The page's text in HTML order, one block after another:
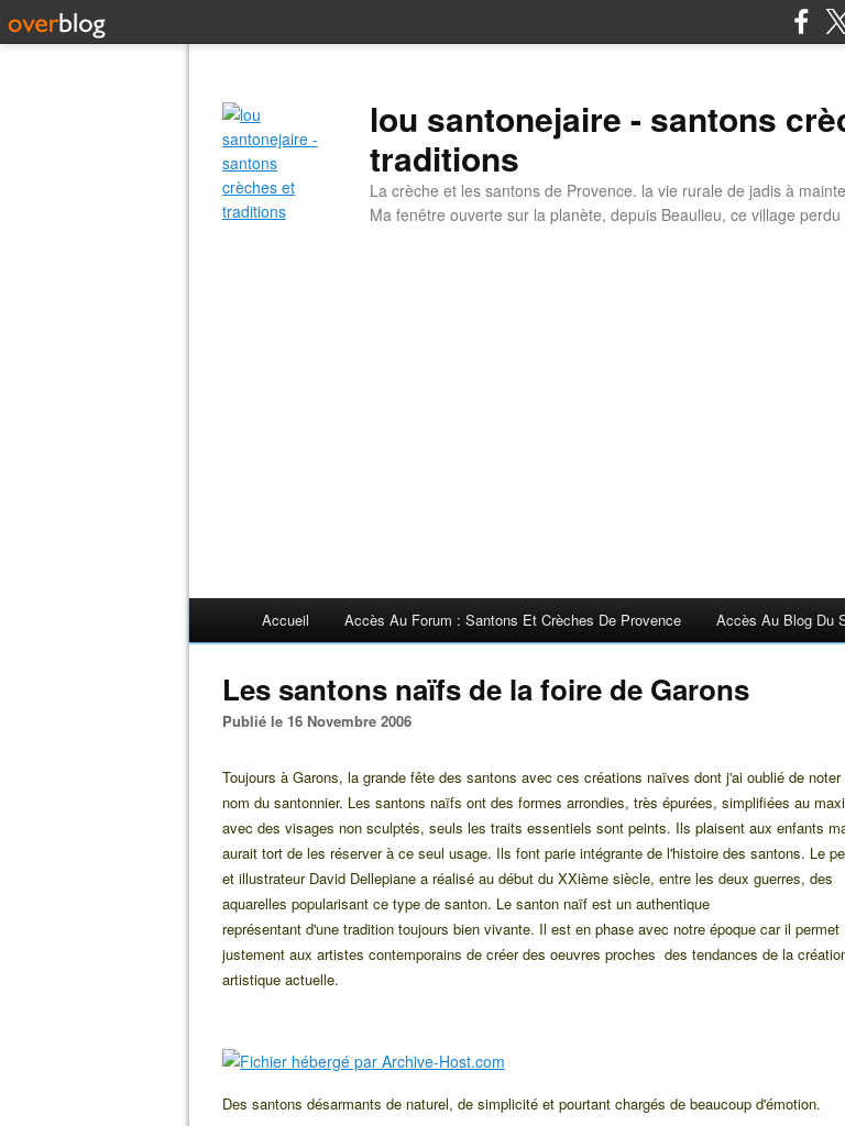
lou santonejaire - santons
traditions
La crèche et les santons de Provence. la vie rurale de jadis à
Ma fenêtre ouverte sur la planète, depuis Beaulieu, ce village
Accueil Accès Au Forum : Santons Et Crèches De Provence Accès Au Blog Du
Les santons naïfs de la foire de Garons
Publié le 16 Novembre 2006
Toujours à Garons, la grande fête des santons avec ces créations naïves dont j'ai oublié de noter
nom du santonnier. Les santons naïfs ont des formes arrondies, très épurées, simplifiées au
avec des visages non sculptés, seuls les traits essentiels sont peints. Ils plaisent aux enfants
aurait tort de les réserver à ce seul usage. Ils font parie intégrante de l'histoire des santons. Le
et illustrateur David Dellepiane a réalisé au début du XXième siècle, entre les deux guerres, des
aquarelles popularisant ce type de santon. Le santon naïf est un authentique
représentant d'une tradition toujours bien vivante. Il est en phase avec notre époque car il permet
justement aux artistes contemporains de créer des oeuvres proches des tendances de la
artistique actuelle.
Des santons désarmants de naturel, de simplicité et pourtant chargés de beaucoup d'émotion.